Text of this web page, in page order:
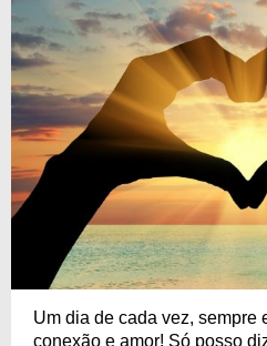
Um dia de cada vez, sempre
conexão e amor! Só posso